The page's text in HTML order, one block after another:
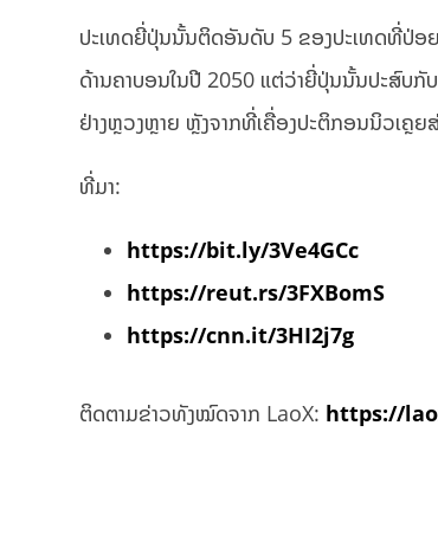
ປະເທດຍີ່ປຸ່ນນັ້ນຕິດອັນດັບ 5 ຂອງປະເທດທີ່ປ່ອ
ດ້ານຄາບອນໃນປີ 2050 ແຕ່ວ່າຍີ່ປຸ່ນນັ້ນປະສົບກັ
ຢ່າງຫຼວງຫຼາຍ ຫຼັງຈາກທີ່ເຄື່ອງປະຕິກອນນິວເຄຼ
ທີ່ມາ:
https://bit.ly/3Ve4GCc
https://reut.rs/3FXBomS
https://cnn.it/3HI2j7g
ຕິດຕາມຂ່າວທັງໝົດຈາກ LaoX: https://